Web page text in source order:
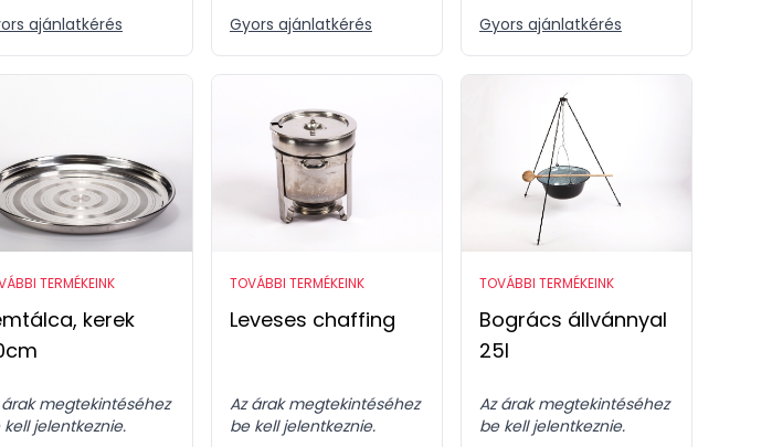
ajánlatkérés Gyors ajánlatkérés Gyors ajánlatkérés
TERMÉKEINK
kerek
árak megtekintéséhez
kell jelentkeznie.
TOVÁBBI TERMÉKEINK
Leveses chaffing
Az árak megtekintéséhez
be kell jelentkeznie.
TOVÁBBI TERMÉKEINK
Bogrács állvánnyal
25l
Az árak megtekintéséhez
be kell jelentkeznie.